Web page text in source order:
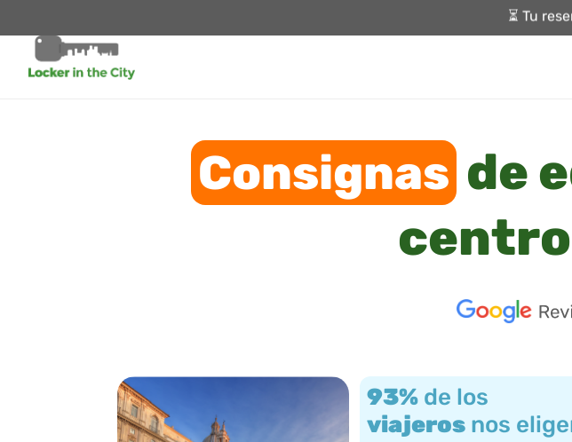
⏳ Tu
Consignasde
centro
93% de los
viajeros nos